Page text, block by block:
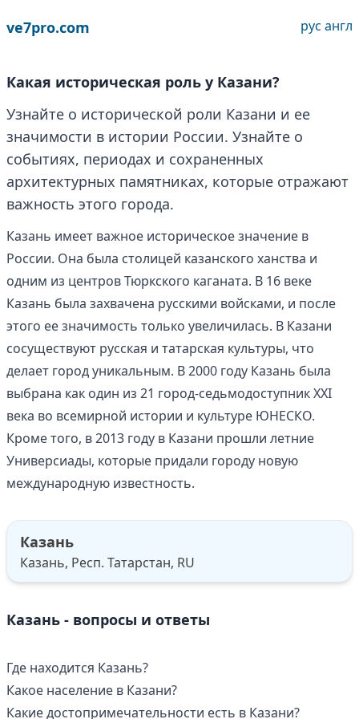
ve7pro.com рус англ
Какая историческая роль у Казани?
Узнайте о исторической роли Казани и ее
значимости в истории России. Узнайте о
событиях, периодах и сохраненных
архитектурных памятниках, которые отражают
важность этого города.
Казань имеет важное историческое значение в
России. Она была столицей казанского ханства и
одним из центров Тюркского каганата. В 16 веке
Казань была захвачена русскими войсками, и после
этого ее значимость только увеличилась. В Казани
сосуществуют русская и татарская культуры, что
делает город уникальным. В 2000 году Казань была
выбрана как один из 21 город-седьмодоступник XXI
века во всемирной истории и культуре ЮНЕСКО.
Кроме того, в 2013 году в Казани прошли летние
Универсиады, которые придали городу новую
международную известность.
Казань
Казань, Респ. Татарстан, RU
Казань - вопросы и ответы
Где находится Казань?
Какое население в Казани?
Какие достопримечательности есть в Казани?